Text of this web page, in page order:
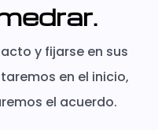
y fijarse en sus
en el inicio,
el acuerdo.